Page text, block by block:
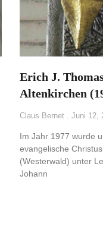
Erich J.
Altenkirchen
Claus Bernet Juni 12,
Im Jahr 1977 wurde
evangelische
(Westerwald) unter
Johann